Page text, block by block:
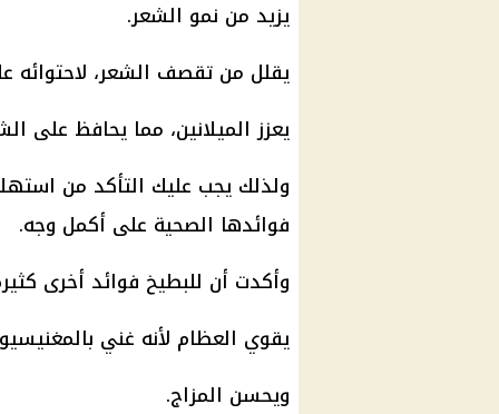
يزيد من نمو الشعر.
يقلل من تقصف الشعر، لاحتوائه
يعزز الميلانين، مما يحافظ على
ولذلك يجب عليك التأكد من
فوائدها الصحية على أكمل وجه.
وأكدت أن للبطيخ فوائد أخرى
يقوي العظام لأنه غني
ويحسن المزاج.